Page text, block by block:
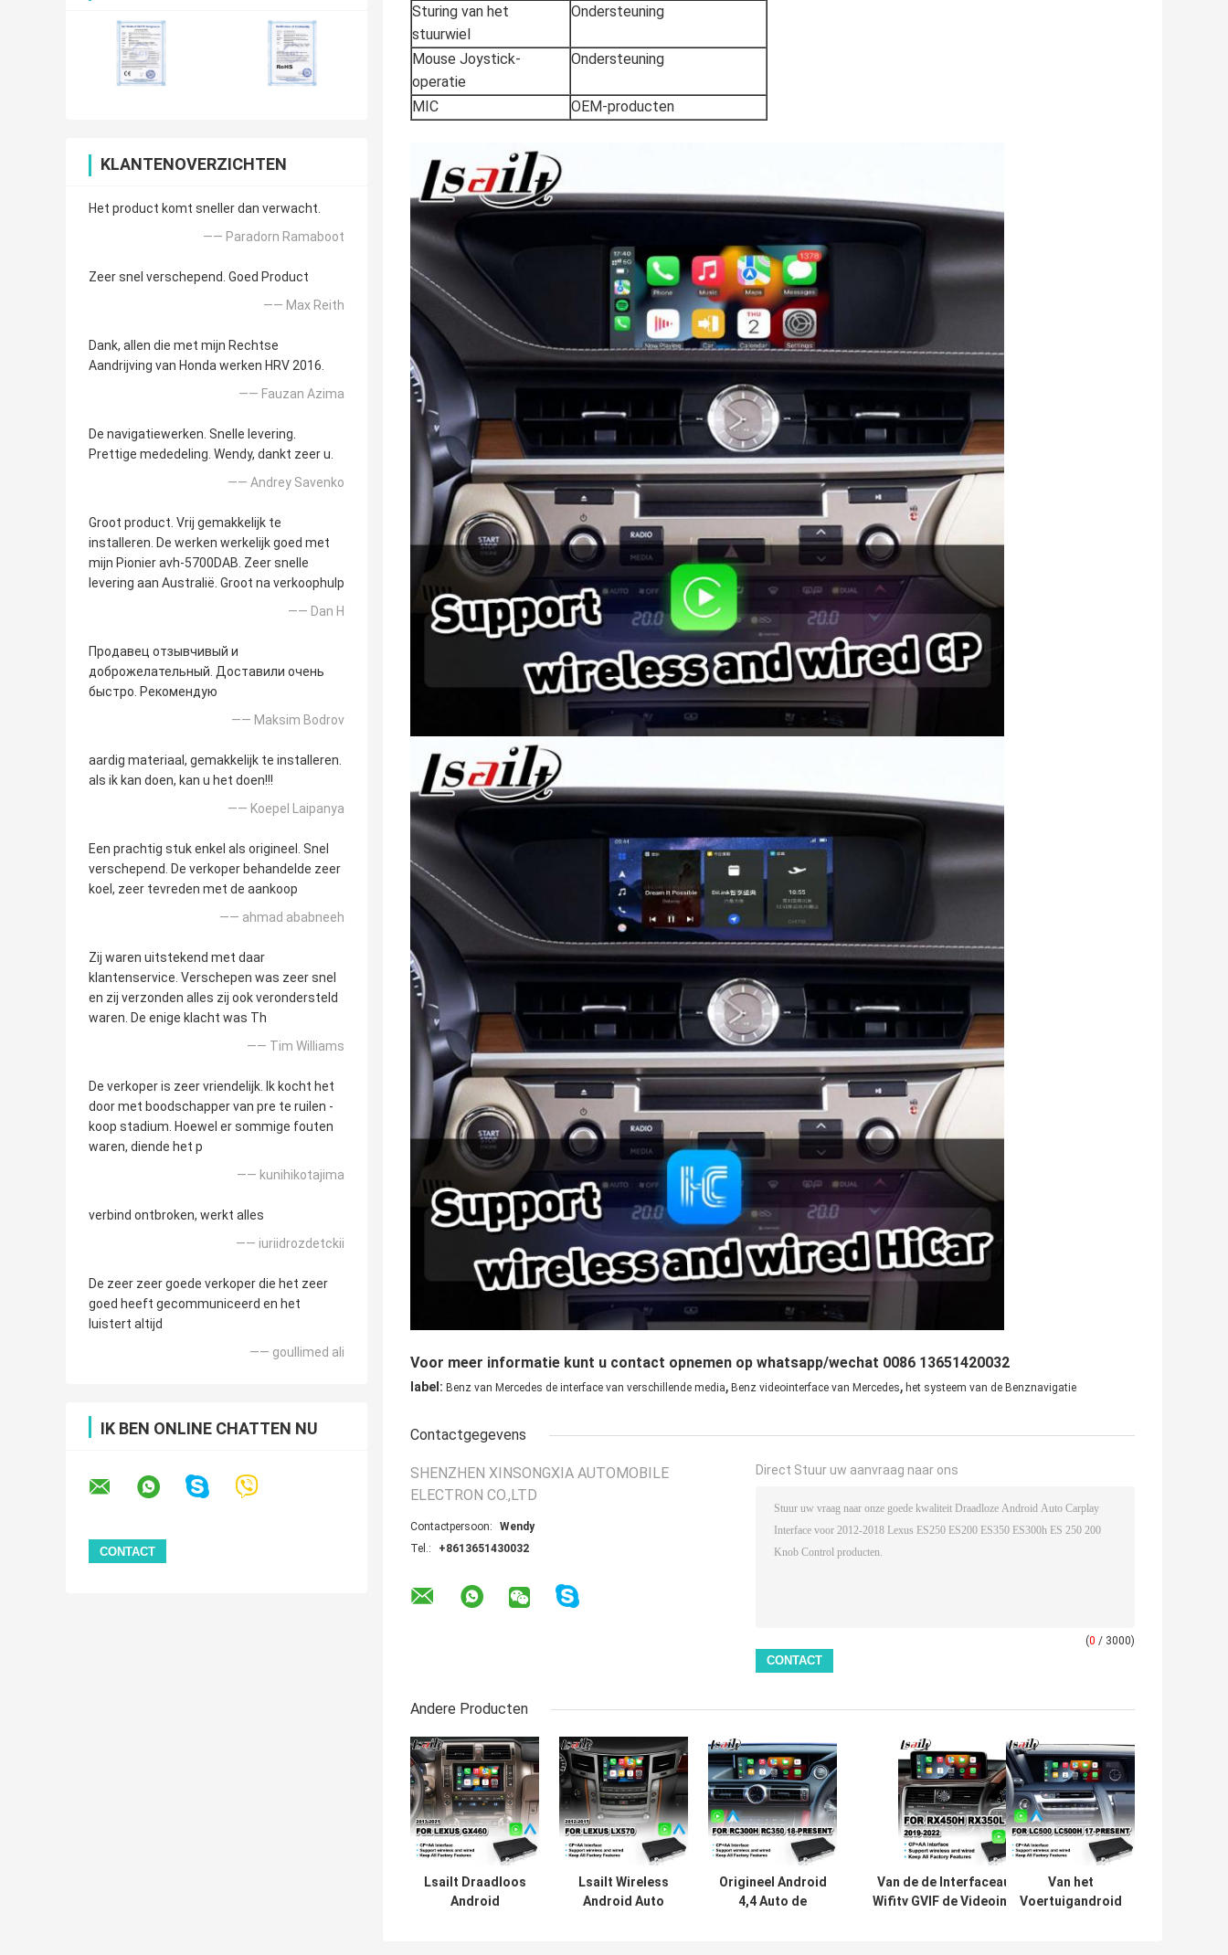
KLANTENOVERZICHTEN
Het product komt sneller dan verwacht.
—— Paradorn Ramaboot
Zeer snel verschepend. Goed Product
—— Max Reith
Dank, allen die met mijn Rechtse
Aandrijving van Honda werken HRV 2016.
—— Fauzan Azima
De navigatiewerken. Snelle levering.
Prettige mededeling. Wendy, dankt zeer u.
—— Andrey Savenko
Groot product. Vrij gemakkelijk te
installeren. De werken werkelijk goed met
mijn Pionier avh-5700DAB. Zeer snelle
levering aan Australië. Groot na verkoophulp
—— Dan H
Продавец отзывчивый и
доброжелательный. Доставили очень
быстро. Рекомендую
—— Maksim Bodrov
aardig materiaal, gemakkelijk te installeren.
als ik kan doen, kan u het doen!!!
—— Koepel Laipanya
Een prachtig stuk enkel als origineel. Snel
verschepend. De verkoper behandelde zeer
koel, zeer tevreden met de aankoop
—— ahmad ababneeh
Zij waren uitstekend met daar
klantenservice. Verschepen was zeer snel
en zij verzonden alles zij ook verondersteld
waren. De enige klacht was Th
—— Tim Williams
De verkoper is zeer vriendelijk. Ik kocht het
door met boodschapper van pre te ruilen -
koop stadium. Hoewel er sommige fouten
waren, diende het p
—— kunihikotajima
verbind ontbroken, werkt alles
—— iuriidrozdetckii
De zeer zeer goede verkoper die het zeer
goed heeft gecommuniceerd en het
luistert altijd
—— goullimed ali
IK BEN ONLINE CHATTEN NU
Sturing van het
stuurwiel
Ondersteuning
Mouse Joystick-
operatie
Ondersteuning
MIC OEM-producten
Voor meer informatie kunt u contact opnemen op whatsapp/wechat 0086 13651420032
label: Benz van Mercedes de interface van verschillende media, Benz videointerface van Mercedes, het systeem van de Benznavigatie
Contactgegevens
SHENZHEN XINSONGXIA AUTOMOBILE
ELECTRON CO.,LTD
Contactpersoon:
Wendy
Tel.:
+8613651430032
Direct Stuur uw aanvraag naar ons
(0 / 3000)
Andere Producten
Lsailt Draadloos
Android
Lsailt Wireless
Android Auto
Origineel Android
4,4 Auto de
Van de de Interfaceauto van
Wifitv GVIF de Videointerface
Van het
Voertuigandroid